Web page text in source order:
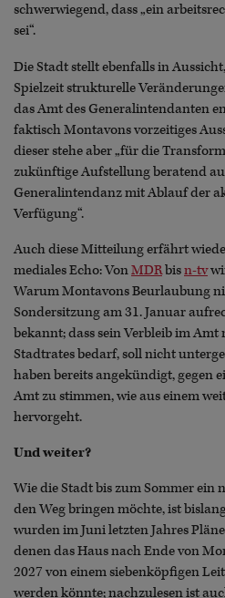
schwerwiegend, dass „ein
sei“.
Die Stadt stellt ebenfalls in
Spielzeit strukturelle
das Amt des Generalintendanten
faktisch Montavons vorzeitiges
dieser stehe aber „für die
zukünftige Aufstellung beratend
Generalintendanz mit Ablauf der
Verfügung“.
Auch diese Mitteilung erfährt
mediales Echo: VonMDRbisn-tv
Warum Montavons Beurlaubung
Sondersitzung am 31. Januar
bekannt; dass sein Verbleib im
Stadtrates bedarf, soll nicht
haben bereits angekündigt, gegen
Amt zu stimmen, wie aus einem
hervorgeht.
Und weiter?
Wie die Stadt bis zum Sommer ein
den Weg bringen möchte, ist
wurden im Juni letzten Jahres
denen das Haus nach Ende von
2027 von einem siebenköpfigen
werden könnte; nachzulesen ist